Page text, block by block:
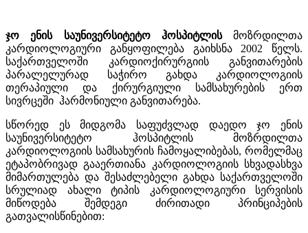
ჯო ენის საუნივერსიტეტო ჰოსპიტლისმოზრდილთა
კარდიოლოგიური განყოფილება გაიხსნა 2002 წელს.
საქართველოში კარდიოქირურგიის განვითარების
პარალელურად საჭირო გახდა კარდიოლოგიის
თერაპიული და ქირურგიული სამსახურების ერთ
სივრცეში ჰარმონიული განვითარება.
სწორედ ეს მიდგომა საფუძვლად დაედო ჯო ენის
საუნივერსიტეტო ჰოსპიტლის მოზრდილთა
კარდიოლოგიის სამსახურის ჩამოყალიბებას, რომელმაც
ეტაპობრივად გააერთიანა კარდიოლოგიის სხვადასხვა
მიმართულება და შესაძლებელი გახდა საქართველოში
სრულიად ახალი ტიპის კარდიოლოგიური სერვისის
მიწოდება შემდეგი ძირითადი პრინციპების
გათვალისწინებით: